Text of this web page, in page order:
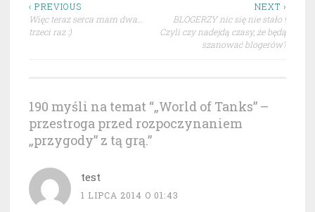
Nawigacja
wpisu
‹ PREVIOUS
Więc teraz serca mam dwa…
trzeci raz :)
NEXT ›
BLOGERZY nic się nie stało !
Czyli czy nadejdą czasy, że będą
szanować blogerów?
190 myśli na temat “„World of Tanks” –
przestroga przed rozpoczynaniem
„przygody” z tą grą.”
test
1 LIPCA 2014 O 01:43